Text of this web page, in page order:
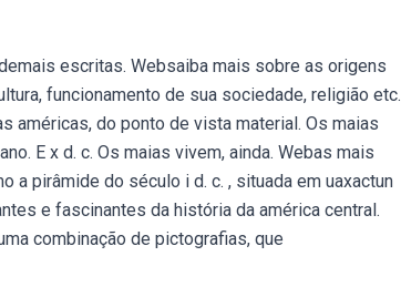
escritas. Websaiba mais sobre as origens
funcionamento de sua sociedade, religião etc.
américas, do ponto de vista material. Os maias
E x d. c. Os maias vivem, ainda. Webas mais
a pirâmide do século i d. c. , situada em uaxactun
e fascinantes da história da américa central.
combinação de pictografias, que